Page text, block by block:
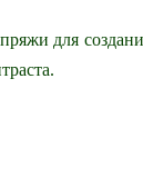
для